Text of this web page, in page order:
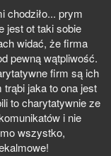
chodziło... prym
jest ot taki sobie
widać, że firma
pewną wątpliwość.
firm są ich
jaka to ona jest
to charytatywnie ze
i nie
wszystko,